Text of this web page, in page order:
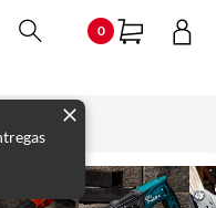
0